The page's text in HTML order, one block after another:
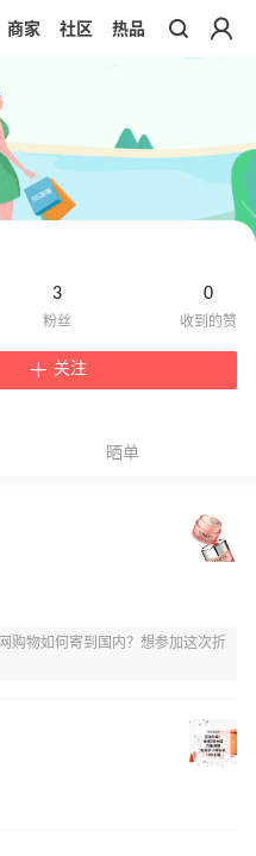
商家 社区 热品
3 0
关注
晒单
购物如何寄到国内？想参加这次折